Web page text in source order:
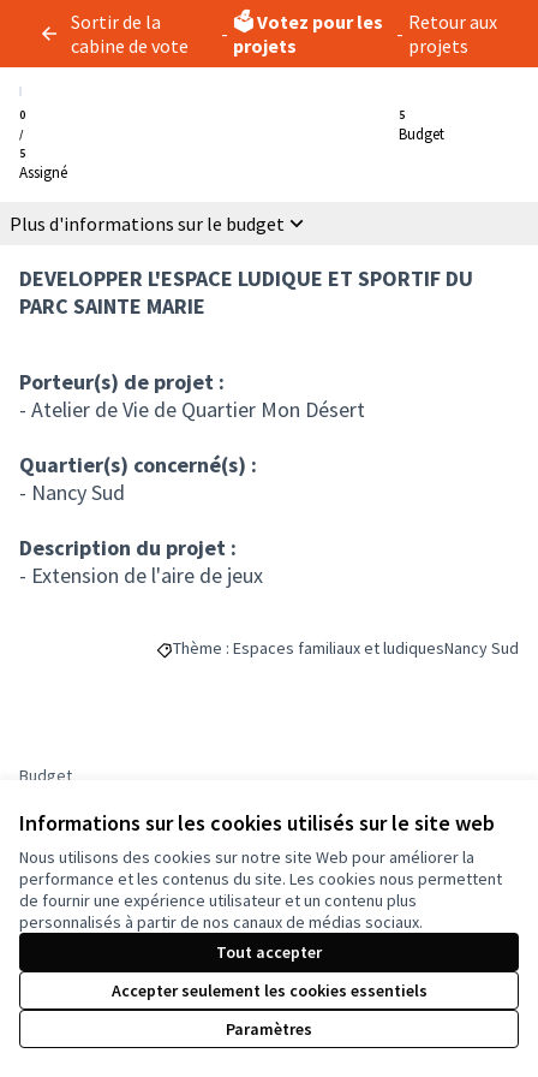
Informations sur les cookies utilisés sur le site web
Nous utilisons des cookies sur notre site Web pour améliorer la
performance et les contenus du site. Les cookies nous permettent
de fournir une expérience utilisateur et un contenu plus
personnalisés à partir de nos canaux de médias sociaux.
Tout accepter
Accepter seulement les cookies essentiels
Paramètres
Sortir de la
cabine de vote
- 🗳️ Votez pour les
projets
- Retour aux
projets
0
/
5
Assigné
5
Budget
Plus d'informations sur le budget
DEVELOPPER L'ESPACE LUDIQUE ET SPORTIF DU
PARC SAINTE MARIE
Porteur(s) de projet :
- Atelier de Vie de Quartier Mon Désert
Quartier(s) concerné(s) :
- Nancy Sud
Description du projet :
- Extension de l'aire de jeux
Filtrer les résultats de la catégorie : Thème :
Thème : Espaces familiaux et ludiquesFiltrer les
Nancy Sud
Budget
300 000 €
Suivre Partager
Référence : -PROJ-2023-02-126